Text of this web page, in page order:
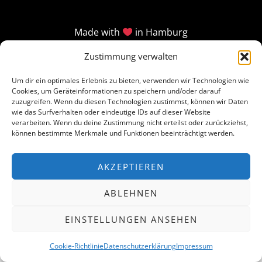
Zustimmung verwalten
Um dir ein optimales Erlebnis zu bieten, verwenden wir Technologien wie
Cookies, um Geräteinformationen zu speichern und/oder darauf
zuzugreifen. Wenn du diesen Technologien zustimmst, können wir Daten
wie das Surfverhalten oder eindeutige IDs auf dieser Website
verarbeiten. Wenn du deine Zustimmung nicht erteilst oder zurückziehst,
können bestimmte Merkmale und Funktionen beeinträchtigt werden.
AKZEPTIEREN
ABLEHNEN
EINSTELLUNGEN ANSEHEN
Cookie-RichtlinieDatenschutzerklärungImpressum
Made with in Hamburg